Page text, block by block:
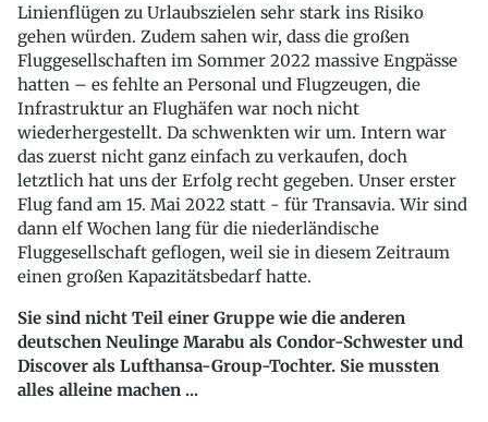
Linienflügen zu Urlaubszielen sehr stark ins Risiko
gehen würden. Zudem sahen wir, dass die großen
Fluggesellschaften im Sommer 2022 massive Engpässe
hatten – es fehlte an Personal und Flugzeugen, die
Infrastruktur an Flughäfen war noch nicht
wiederhergestellt. Da schwenkten wir um. Intern war
das zuerst nicht ganz einfach zu verkaufen, doch
letztlich hat uns der Erfolg recht gegeben. Unser erster
Flug fand am 15. Mai 2022 statt - für Transavia. Wir sind
dann elf Wochen lang für die niederländische
Fluggesellschaft geflogen, weil sie in diesem Zeitraum
einen großen Kapazitätsbedarf hatte.
Sie sind nicht Teil einer Gruppe wie die anderen
deutschen Neulinge Marabu als Condor-Schwester und
Discover als Lufthansa-Group-Tochter. Sie mussten
alles alleine machen ...